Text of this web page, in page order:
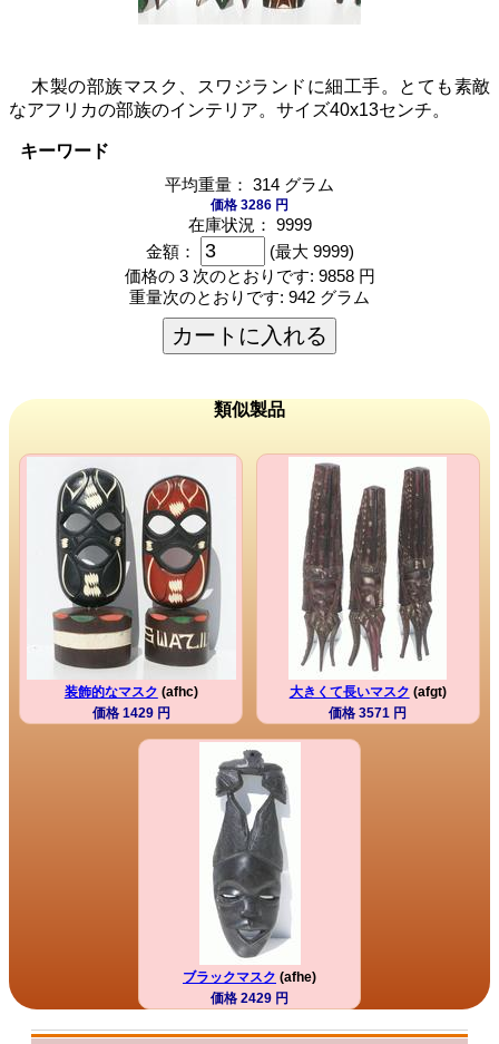
木製の部族マスク、スワジランドに細工手。とても素敵
なアフリカの部族のインテリア。サイズ40x13センチ。
キーワード
平均重量： 314 グラム
価格 3286 円
在庫状況： 9999
金額：
(最大 9999)
価格の 3 次のとおりです: 9858 円
重量次のとおりです: 942 グラム
カートに入れる
類似製品
装飾的なマスク (afhc)
価格 1429 円
大きくて長いマスク (afgt)
価格 3571 円
ブラックマスク (afhe)
価格 2429 円